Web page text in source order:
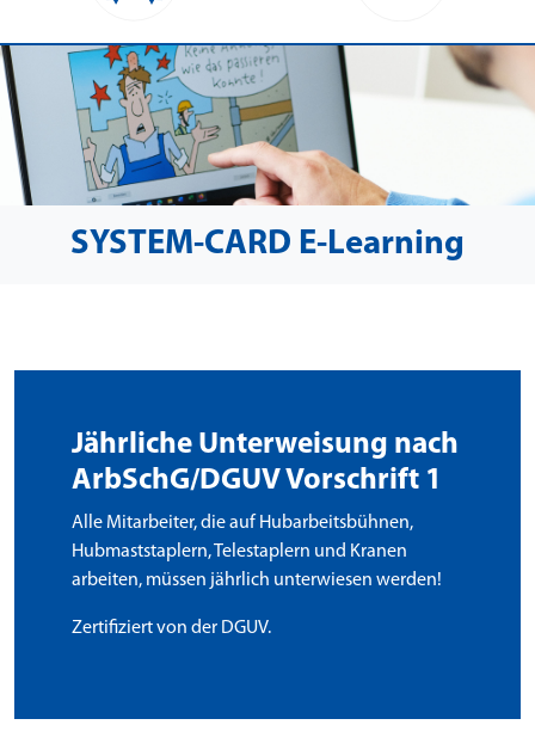
SYSTEM-CARD E-Learning
Jährliche Unterweisung nach
ArbSchG/DGUV Vorschrift 1
Alle Mitarbeiter, die auf Hubarbeitsbühnen,
Hubmaststaplern, Telestaplern und Kranen
arbeiten, müssen jährlich unterwiesen werden!
Zertifiziert von der DGUV.